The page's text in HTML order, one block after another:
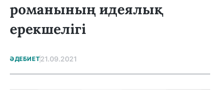
романының идеялық
ерекшелігі
ӘДЕБИЕТ21.09.2021